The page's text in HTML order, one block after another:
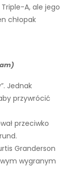
A, ale jego
chłopak
Jednak
przywrócić
przeciwko
Granderson
wygranym